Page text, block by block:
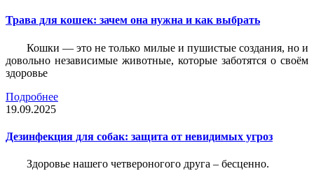
Трава для кошек: зачем она нужна и как выбрать
Кошки — это не только милые и пушистые создания, но и
довольно независимые животные, которые заботятся о своём
здоровье
Подробнее
19.09.2025
Дезинфекция для собак: защита от невидимых угроз
Здоровье нашего четвероногого друга – бесценно.